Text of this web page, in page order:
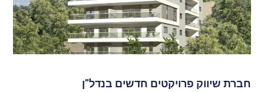
חברת שיווק פרויקטים חדשים בנדל"ן